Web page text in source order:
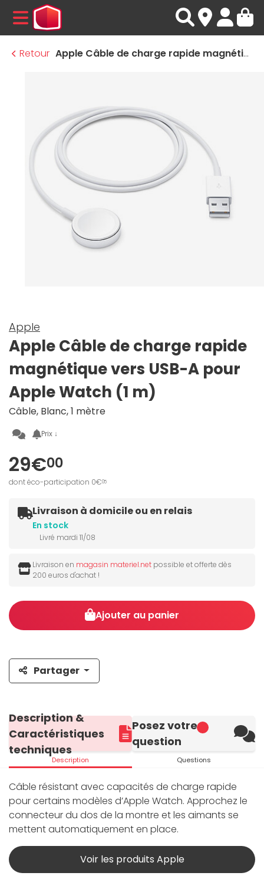
MENU
Retour
Apple Câble de charge rapide magnétique vers USB-A pour Apple Watch (1 m)
Apple
Apple Câble de charge rapide
magnétique vers USB-A pour
Apple Watch (1 m)
Câble, Blanc, 1 mètre
Prix ↓
29€00
dont éco-participation 0€05
Livraison à domicile ou en relais
En stock
Livré mardi 11/08
Livraison en magasin materiel.net possible et offerte dès
200 euros d'achat !
Ajouter au panier
Partager
Description &
Caractéristiques
techniques
Description
Posez votre
question
Questions
Câble résistant avec capacités de charge rapide
pour certains modèles d’Apple Watch. Approchez le
connecteur du dos de la montre et les aimants se
mettent automatiquement en place.
Voir les produits Apple